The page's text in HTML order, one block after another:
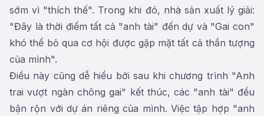
sớm vì "thích thế". Trong khi đó, nhà sản xuất lý giải:
"Đây là thời điểm tất cả "anh tài" đến dự và "Gai con"
khó thể bỏ qua cơ hội được gặp mặt tất cả thần tượng
của mình".
Điều này cũng dễ hiểu bởi sau khi chương trình "Anh
trai vượt ngàn chông gai" kết thúc, các "anh tài" đều
bận rộn với dự án riêng của mình. Việc tập hợp "anh